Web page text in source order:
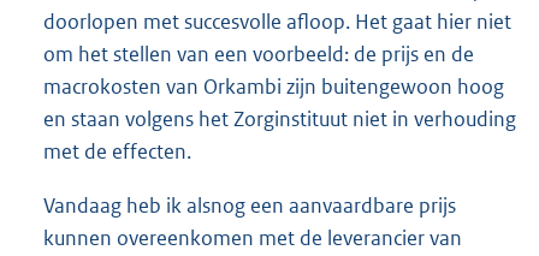
doorlopen met succesvolle afloop. Het gaat hier niet
om het stellen van een voorbeeld: de prijs en de
macrokosten van Orkambi zijn buitengewoon hoog
en staan volgens het Zorginstituut niet in verhouding
met de effecten.
Vandaag heb ik alsnog een aanvaardbare prijs
kunnen overeenkomen met de leverancier van